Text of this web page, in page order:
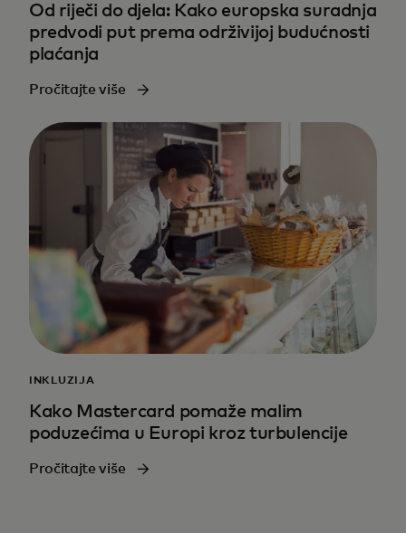
Od riječi do djela: Kako europska suradnja
predvodi put prema održivijoj budućnosti
plaćanja
Pročitajte više
INKLUZIJA
Kako Mastercard pomaže malim
poduzećima u Europi kroz turbulencije
Pročitajte više